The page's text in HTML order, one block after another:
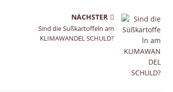
NÄCHSTER
Sind die Süßkartoffeln am
KLIMAWANDEL SCHULD?